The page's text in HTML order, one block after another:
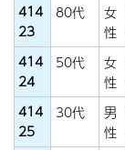
414
23
80代
女
性
414
24
50代
女
性
414
25
30代
男
性